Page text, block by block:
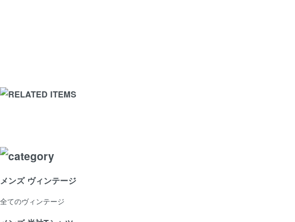
メンズ ヴィンテージ
全てのヴィンテージ